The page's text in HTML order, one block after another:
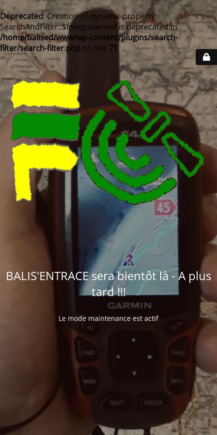
Deprecated: Creation of dynamic property
SearchAndFilter::$frmqreserved is deprecated in
/home/balised/www/wp-content/plugins/search-
filter/search-filter.php on line 71
BALIS'ENTRACE sera bientôt là - A plus
tard !!!
Le mode maintenance est actif